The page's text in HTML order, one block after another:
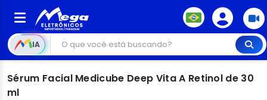
IA
Sérum Facial Medicube Deep Vita A Retinol de 30
ml